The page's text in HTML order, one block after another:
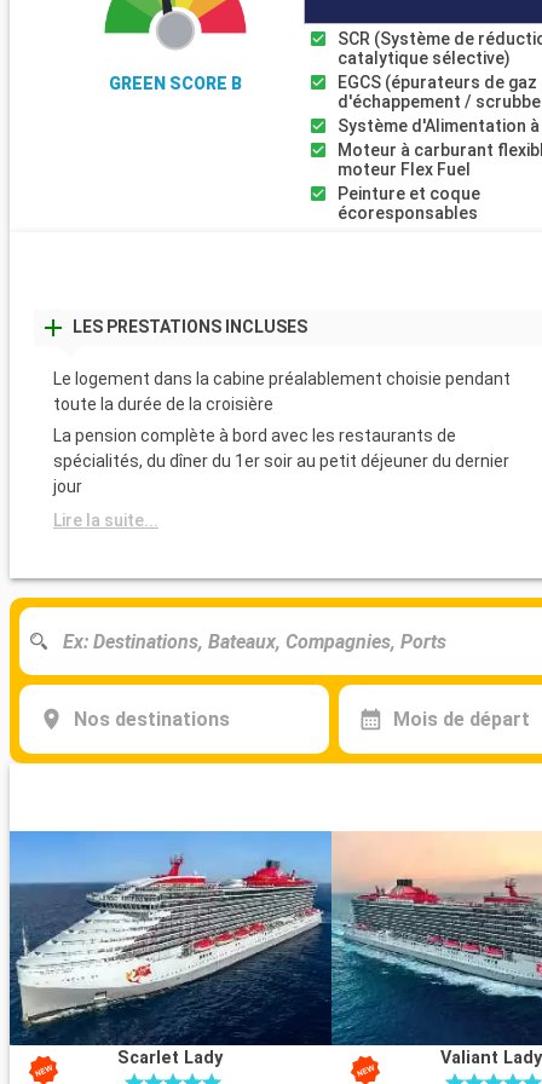
GREEN SCORE B
SCR (Système de
catalytique sélective)
EGCS (épurateurs de gaz
d'échappement /
Système d'Alimentation
Moteur à carburant
moteur Flex Fuel
Peinture et coque
écoresponsables
LES PRESTATIONS INCLUSES
Le logement dans la cabine préalablement choisie pendant
toute la durée de la croisière
La pension complète à bord avec les restaurants de
spécialités, du dîner du 1er soir au petit déjeuner du dernier
jour
Lire la suite...
Nos destinations Mois de départ
Scarlet Lady Valiant Lady